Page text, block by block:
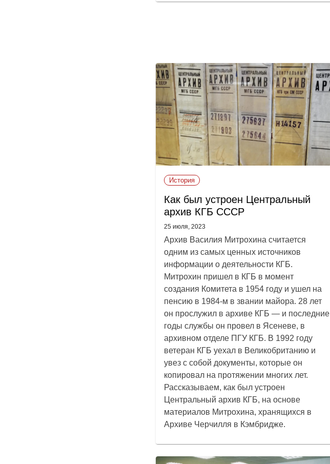
История
Как был устроен Центральный
архив КГБ СССР
25 июля, 2023
Архив Василия Митрохина считается
одним из самых ценных источников
информации о деятельности КГБ.
Митрохин пришел в КГБ в момент
создания Комитета в 1954 году и ушел на
пенсию в 1984-м в звании майора. 28 лет
он прослужил в архиве КГБ — и последние
годы службы он провел в Ясеневе, в
архивном отделе ПГУ КГБ. В 1992 году
ветеран КГБ уехал в Великобританию и
увез с собой документы, которые он
копировал на протяжении многих лет.
Рассказываем, как был устроен
Центральный архив КГБ, на основе
материалов Митрохина, хранящихся в
Архиве Черчилля в Кэмбридже.